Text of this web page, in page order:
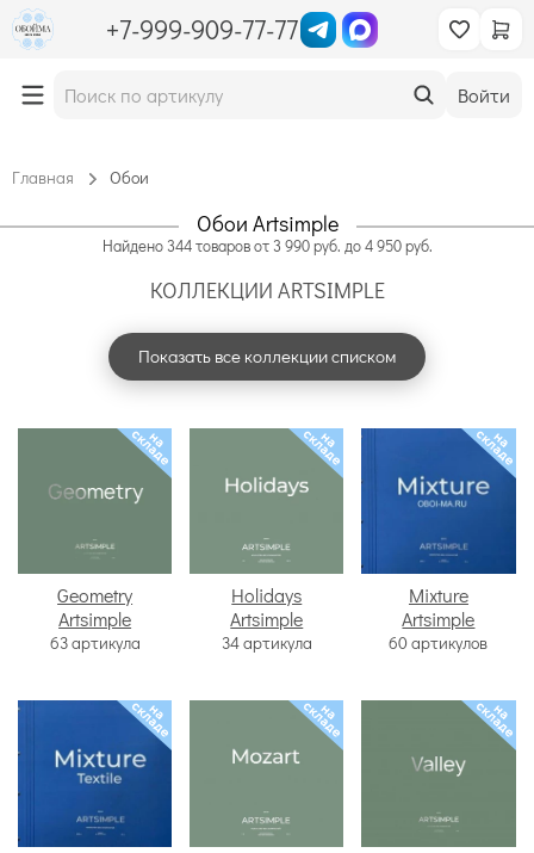
+7-999-909-77-77
Войти
Главная Обои
Обои Artsimple
Найдено 344 товаров от 3 990 руб. до 4 950 руб.
КОЛЛЕКЦИИ ARTSIMPLE
Показать все коллекции списком
Geometry
Artsimple
63 артикула
Holidays
Artsimple
34 артикула
Mixture
Artsimple
60 артикулов